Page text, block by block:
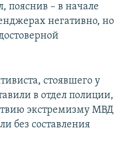
пояснив – в начале
негативно, но
стоявшего у
в отдел полиции,
экстремизму МВД
без составления